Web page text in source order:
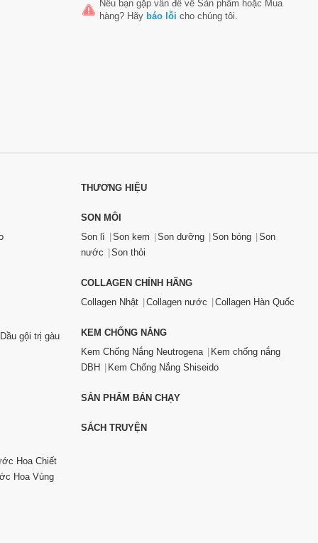
Nếu bạn gặp vấn đề về Sản phẩm hoặc Mua
hàng? Hãy báo lỗi cho chúng tôi.
Dầu gội trị gàu
Hoa Chiết
Hoa Vùng
THƯƠNG HIỆU
SON MÔI
Son lì
Son kem Son dưỡng Son bóng
Son
nước
Son thỏi
COLLAGEN CHÍNH HÃNG
Collagen Nhật
Collagen nước Collagen Hàn Quốc
KEM CHỐNG NẮNG
Kem Chống Nắng Neutrogena
Kem chống nắng
DBH
Kem Chống Nắng Shiseido
SẢN PHẨM BÁN CHẠY
SÁCH TRUYỆN